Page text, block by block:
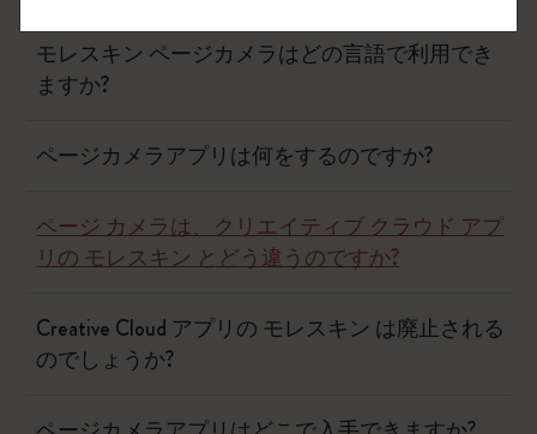
モレスキン ページカメラはどの言語で利用でき
ますか?
ページカメラアプリは何をするのですか?
ページ カメラは、クリエイティブ クラウド アプ
リの モレスキン とどう違うのですか?
Creative Cloud アプリの モレスキン は廃止される
のでしょうか?